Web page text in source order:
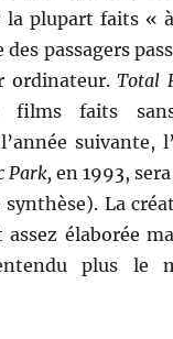
la plupart faits «
des passagers
ordinateur.Total
films faits
l’année suivante,
Park, en 1993,
synthèse). La
élaborée
plus le